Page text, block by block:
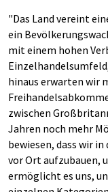
"Das Land vereint
ein
mit einem hohen
hinaus erwarten wir
zwischen
Jahren noch mehr
bewiesen, dass wir
vor Ort aufzubauen,
ermöglicht es uns,